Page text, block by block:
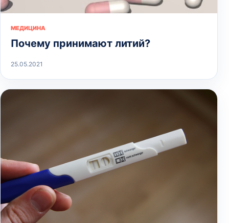
МЕДИЦИНА
Почему принимают литий?
25.05.2021